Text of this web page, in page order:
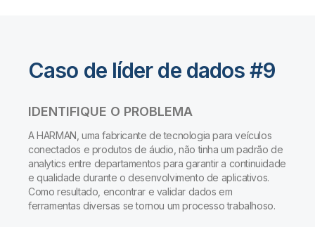
Caso de líder de dados #9
IDENTIFIQUE O PROBLEMA
A HARMAN, uma fabricante de tecnologia para veículos
conectados e produtos de áudio, não tinha um padrão de
analytics entre departamentos para garantir a continuidade
e qualidade durante o desenvolvimento de aplicativos.
Como resultado, encontrar e validar dados em
ferramentas diversas se tornou um processo trabalhoso.